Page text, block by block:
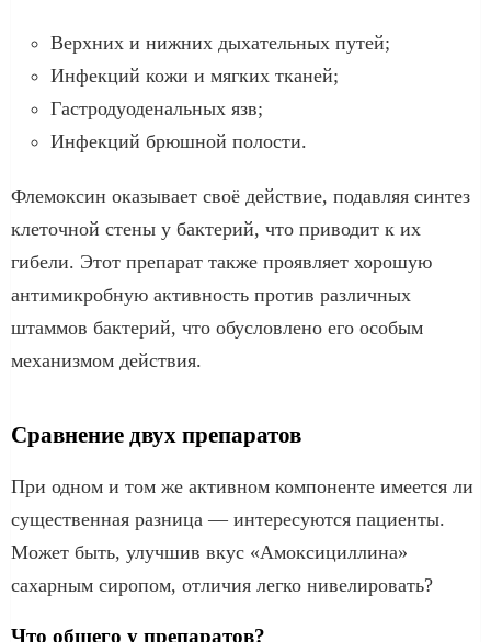
Верхних и нижних дыхательных путей;
Инфекций кожи и мягких тканей;
Гастродуоденальных язв;
Инфекций брюшной полости.
Флемоксин оказывает своё действие, подавляя синтез
клеточной стены у бактерий, что приводит к их
гибели. Этот препарат также проявляет хорошую
антимикробную активность против различных
штаммов бактерий, что обусловлено его особым
механизмом действия.
Сравнение двух препаратов
При одном и том же активном компоненте имеется ли
существенная разница — интересуются пациенты.
Может быть, улучшив вкус «Амоксициллина»
сахарным сиропом, отличия легко нивелировать?
Что общего у препаратов?